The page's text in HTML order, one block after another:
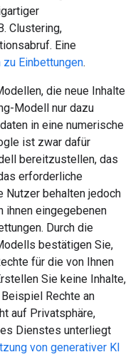
Clustering,
Eine
Einbettungen.
die neue Inhalte
Modell nur dazu
in eine numerische
ist zwar dafür
bereitzustellen, das
erforderliche
Nutzer behalten jedoch
ihnen eingegebenen
Durch die
bestätigen Sie,
für die von Ihnen
Sie keine Inhalte,
Rechte an
auf Privatsphäre,
Dienstes unterliegt
von generativer KI